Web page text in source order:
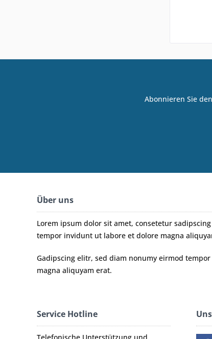
Abonnieren Sie
Über uns
Lorem ipsum dolor sit amet, consetetur
tempor invidunt ut labore et dolore magna
Gadipscing elitr, sed diam nonumy eirmod
magna aliquyam erat.
Service Hotline